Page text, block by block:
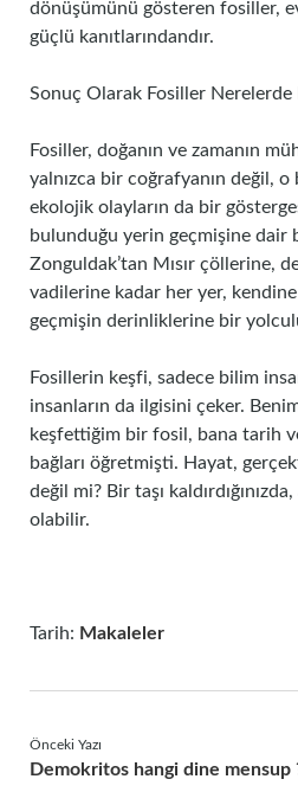
dönüşümünü gösteren fosiller,
güçlü kanıtlarındandır.
Sonuç Olarak Fosiller Nerelerde
Fosiller, doğanın ve zamanın
yalnızca bir coğrafyanın değil,
ekolojik olayların da bir
bulunduğu yerin geçmişine dair
Zonguldak’tan Mısır çöllerine,
vadilerine kadar her yer,
geçmişin derinliklerine bir
Fosillerin keşfi, sadece bilim
insanların da ilgisini çeker.
keşfettiğim bir fosil, bana tarih
bağları öğretmişti. Hayat,
değil mi? Bir taşı
olabilir.
Tarih: Makaleler
Önceki Yazı
Demokritos hangi dine mensup